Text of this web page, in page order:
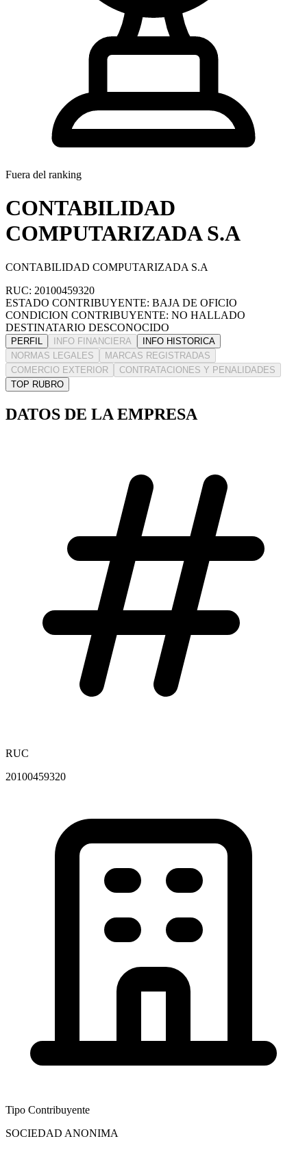
Fuera del ranking
CONTABILIDAD
COMPUTARIZADA S.A
CONTABILIDAD COMPUTARIZADA S.A
RUC: 20100459320
ESTADO CONTRIBUYENTE: BAJA DE OFICIO
CONDICION CONTRIBUYENTE: NO HALLADO
DESTINATARIO DESCONOCIDO
PERFIL INFO FINANCIERA
INFO HISTORICA
NORMAS LEGALES
MARCAS REGISTRADAS
COMERCIO EXTERIOR
CONTRATACIONES Y PENALIDADES
TOP RUBRO
DATOS DE LA EMPRESA
RUC
20100459320
Tipo Contribuyente
SOCIEDAD ANONIMA